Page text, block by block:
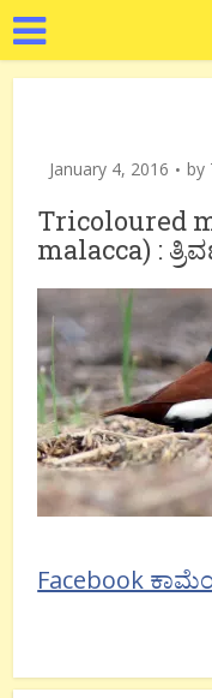
January 4, 2016 by
Tricoloured
malacca) :
Facebook